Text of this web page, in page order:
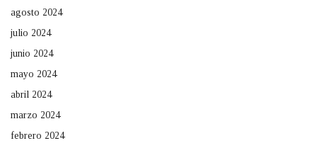
agosto 2024
julio 2024
junio 2024
mayo 2024
abril 2024
marzo 2024
febrero 2024